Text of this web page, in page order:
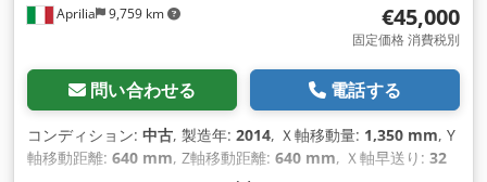
Aprilia 9,759 km €45,000
固定価格 消費税別
問い合わせる 電話する
コンディション: 中古, 製造年: 2014, Ｘ軸移動量: 1,350 mm, Y
軸移動距離: 640 mm, Z軸移動距離: 640 mm, Ｘ軸早送り: 32